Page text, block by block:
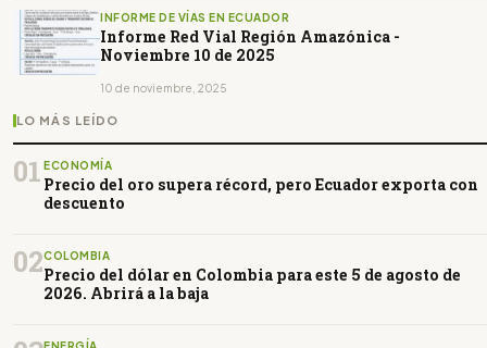
INFORME DE VÍAS EN ECUADOR
Informe Red Vial Región Amazónica -
Noviembre 10 de 2025
10 de noviembre, 2025
LO MÁS LEÍDO
01 ECONOMÍA
Precio del oro supera récord, pero Ecuador exporta con
descuento
02COLOMBIA
Precio del dólar en Colombia para este 5 de agosto de
2026. Abrirá a la baja